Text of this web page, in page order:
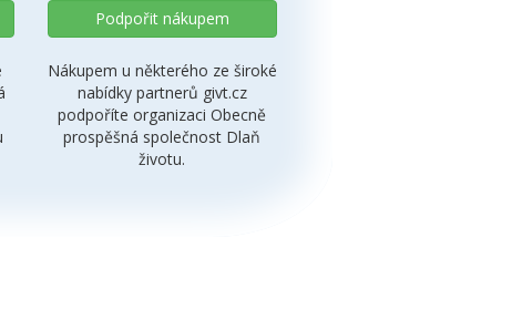
Podpořit nákupem
Nákupem u některého ze široké
nabídky partnerů givt.cz
podpoříte organizaci Obecně
prospěšná společnost Dlaň
životu.